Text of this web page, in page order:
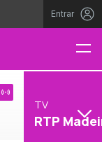
Entrar
TV
RTP